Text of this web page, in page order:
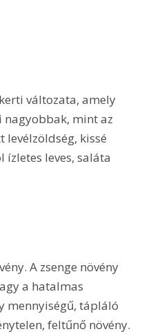
nagyobbak, mint az
levélzöldség, kissé
ízletes leves, saláta
a hatalmas
mennyiségű, tápláló
feltűnő növény.